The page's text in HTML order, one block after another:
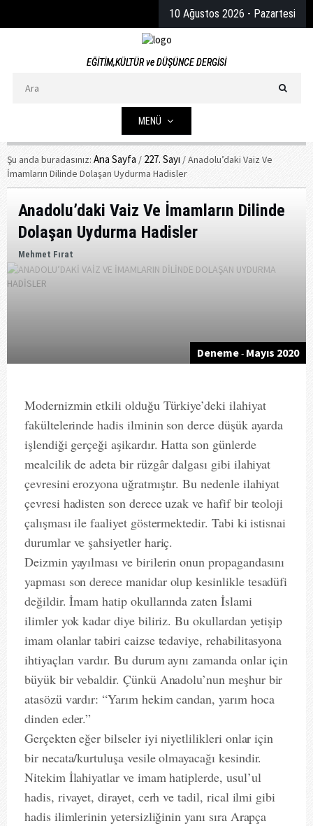
10 Ağustos 2026 - Pazartesi
EĞİTİM,KÜLTÜR ve DÜŞÜNCE DERGİSİ
MENÜ
Şu anda buradasınız: Ana Sayfa/ 227. Sayı /Anadolu’daki Vaiz Ve
İmamların Dilinde Dolaşan Uydurma Hadisler
Anadolu’daki Vaiz Ve İmamların Dilinde
Dolaşan Uydurma Hadisler
Mehmet Fırat
Deneme- Mayıs 2020
Modernizmin etkili olduğu Türkiye’deki ilahiyat
fakültelerinde hadis ilminin son derce düşük ayarda
işlendiği gerçeği aşikardır. Hatta son günlerde
mealcilik de adeta bir rüzgâr dalgası gibi ilahiyat
çevresini erozyona uğratmıştır. Bu nedenle ilahiyat
çevresi hadisten son derece uzak ve hafif bir teoloji
çalışması ile faaliyet göstermektedir. Tabi ki istisnai
durumlar ve şahsiyetler hariç.
Deizmin yayılması ve birilerin onun propagandasını
yapması son derece manidar olup kesinlikle tesadüfi
değildir. İmam hatip okullarında zaten İslami
ilimler yok kadar diye biliriz. Bu okullardan yetişip
imam olanlar tabiri caizse tedaviye, rehabilitasyona
ihtiyaçları vardır. Bu durum aynı zamanda onlar için
büyük bir vebaldir. Çünkü Anadolu’nun meşhur bir
atasözü vardır: “Yarım hekim candan, yarım hoca
dinden eder.”
Gerçekten eğer bilseler iyi niyetlilikleri onlar için
bir necata/kurtuluşa vesile olmayacağı kesindir.
Nitekim İlahiyatlar ve imam hatiplerde, usul’ul
hadis, rivayet, dirayet, cerh ve tadil, rical ilmi gibi
hadis ilimlerinin yetersizliğinin yanı sıra Arapça